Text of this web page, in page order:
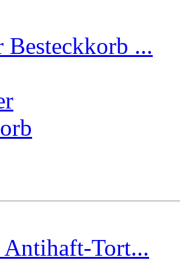
Besteckkorb ...
Antihaft-Tort...